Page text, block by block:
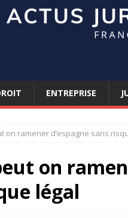
ENTREPRISE
on ramener d’espagne sans
on
légal